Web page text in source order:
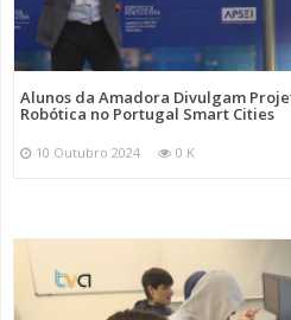
Alunos da Amadora Divulgam
Robótica no Portugal Smart Cities
10 Outubro 2024 0 K